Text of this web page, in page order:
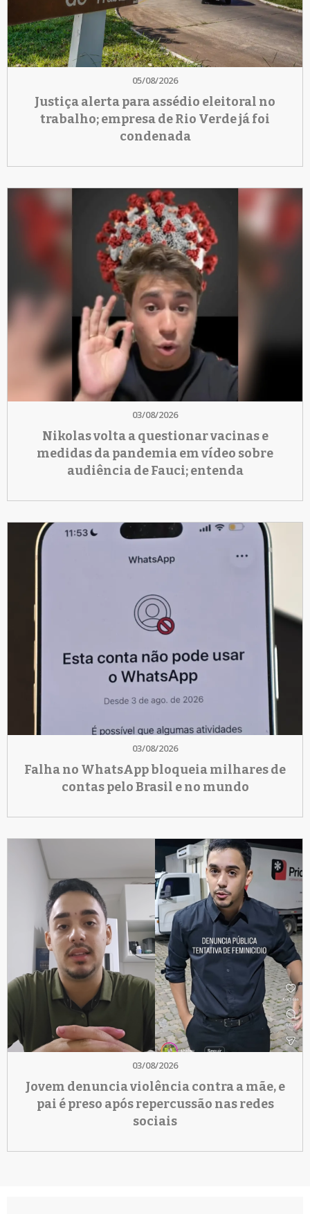
05/08/2026
Justiça alerta para assédio eleitoral no
trabalho; empresa de Rio Verde já foi
condenada
03/08/2026
Nikolas volta a questionar vacinas e
medidas da pandemia em vídeo sobre
audiência de Fauci; entenda
03/08/2026
Falha no WhatsApp bloqueia milhares de
contas pelo Brasil e no mundo
03/08/2026
Jovem denuncia violência contra a mãe, e
pai é preso após repercussão nas redes
sociais